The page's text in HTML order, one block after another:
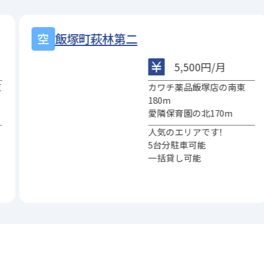
飯塚町萩林第二
5,500円/月
カワチ薬品飯塚店の南東
180m
愛隣保育園の北170m
人気のエリアです！
5台分駐車可能
一括貸し可能